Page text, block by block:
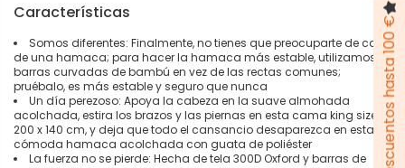
Características
Somos diferentes: Finalmente, no tienes que preocuparte de caer
de una hamaca; para hacer la hamaca más estable, utilizamos
barras curvadas de bambú en vez de las rectas comunes;
pruébalo, es más estable y seguro que nunca
Un día perezoso: Apoya la cabeza en la suave almohada
acolchada, estira los brazos y las piernas en esta cama king size a
200 x 140 cm, y deja que todo el cansancio desaparezca en esta
cómoda hamaca acolchada con guata de poliéster
La fuerza no se pierde: Hecha de tela 300D Oxford y barras de